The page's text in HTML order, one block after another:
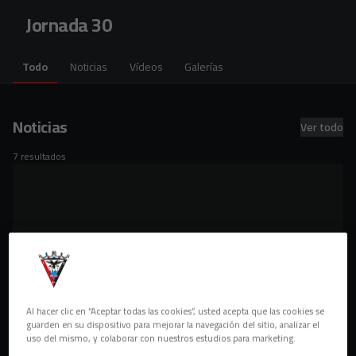
Jornada 30
Todo Noticias Vídeos Galerías
Noticias Ver todo
7 resultados
Al hacer clic en “Aceptar todas las cookies”, usted acepta que las cookies se
guarden en su dispositivo para mejorar la navegación del sitio, analizar el
uso del mismo, y colaborar con nuestros estudios para marketing.